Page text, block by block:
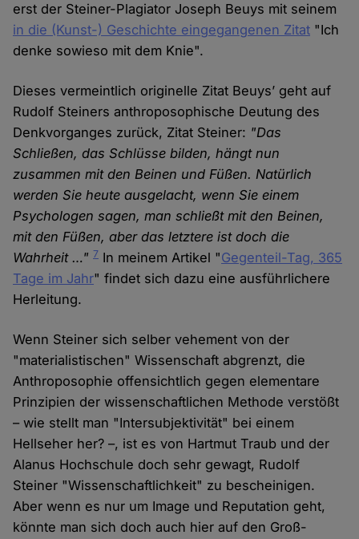
erst der Steiner-Plagiator Joseph Beuys mit seinem
in die (Kunst-) Geschichte eingegangenen Zitat "Ich
denke sowieso mit dem Knie".
Dieses vermeintlich originelle Zitat Beuys’ geht auf
Rudolf Steiners anthroposophische Deutung des
Denkvorganges zurück, Zitat Steiner: "Das
Schließen, das Schlüsse bilden, hängt nun
zusammen mit den Beinen und Füßen. Natürlich
werden Sie heute ausgelacht, wenn Sie einem
Psychologen sagen, man schließt mit den Beinen,
mit den Füßen, aber das letztere ist doch die
Wahrheit …" 7 In meinem Artikel "Gegenteil-Tag, 365
Tage im Jahr" findet sich dazu eine ausführlichere
Herleitung.
Wenn Steiner sich selber vehement von der
"materialistischen" Wissenschaft abgrenzt, die
Anthroposophie offensichtlich gegen elementare
Prinzipien der wissenschaftlichen Methode verstößt
– wie stellt man "Intersubjektivität" bei einem
Hellseher her? –, ist es von Hartmut Traub und der
Alanus Hochschule doch sehr gewagt, Rudolf
Steiner "Wissenschaftlichkeit" zu bescheinigen.
Aber wenn es nur um Image und Reputation geht,
könnte man sich doch auch hier auf den Groß-